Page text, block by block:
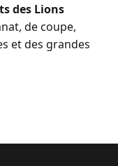
des Lions
de coupe,
et des grandes